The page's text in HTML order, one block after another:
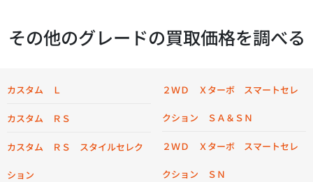
その他のグレードの買取価格を調べる
カスタム Ｌ
カスタム ＲＳ
カスタム ＲＳ スタイルセレク
ション
２ＷＤ Ｘターボ スマートセレ
クション ＳＡ＆ＳＮ
２ＷＤ Ｘターボ スマートセレ
クション ＳＮ